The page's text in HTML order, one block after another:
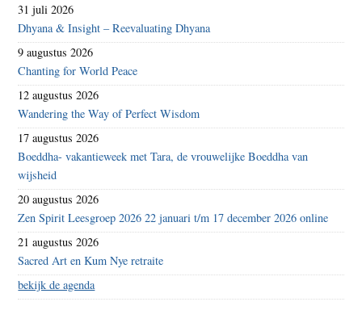
31 juli 2026
Dhyana & Insight – Reevaluating Dhyana
9 augustus 2026
Chanting for World Peace
12 augustus 2026
Wandering the Way of Perfect Wisdom
17 augustus 2026
Boeddha- vakantieweek met Tara, de vrouwelijke Boeddha van
wijsheid
20 augustus 2026
Zen Spirit Leesgroep 2026 22 januari t/m 17 december 2026 online
21 augustus 2026
Sacred Art en Kum Nye retraite
bekijk de agenda